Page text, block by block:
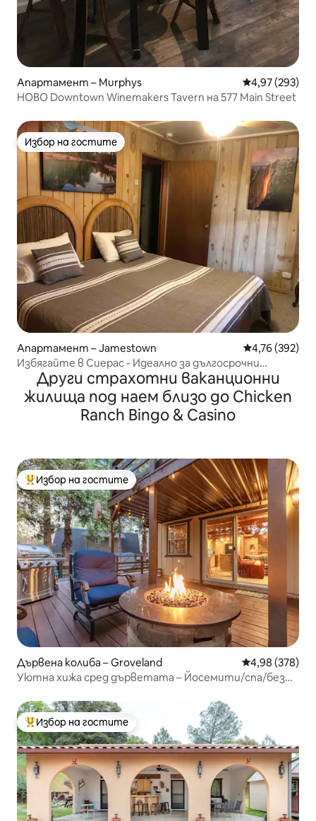
Апартамент – Murphys Средна
4,97 (293)
НОВО Downtown Winemakers Tavern на 577 Main Street
Избор на гостите
Избор на гостите
Апартамент – Jamestown Средна
4,76 (392)
Избягайте в Сиерас - Идеално за дългосрочни
пътешественици.
Други страхотни ваканционни
жилища под наем близо до Chicken
Ranch Bingo & Casino
Най-популярен избор на гостите
Избор на гостите
Дървена колиба – Groveland Средна
4,98 (378)
Уютна хижа сред дърветата – Йосемити/спа/без
Най-популярен избор на гостите
Избор на гостите